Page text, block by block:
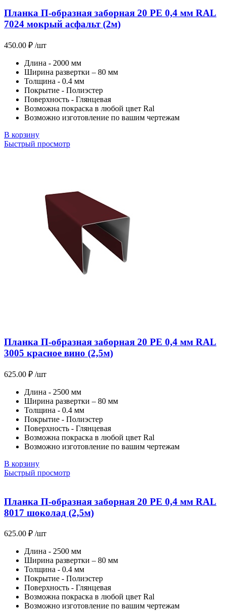
Планка П-образная заборная 20 PE 0,4 мм RAL
7024 мокрый асфальт (2м)
450.00 ₽ /шт
Длина - 2000 мм
Ширина развертки – 80 мм
Толщина - 0.4 мм
Покрытие - Полиэстер
Поверхность - Глянцевая
Возможна покраска в любой цвет Ral
Возможно изготовление по вашим чертежам
В корзину
Быстрый просмотр
Планка П-образная заборная 20 PE 0,4 мм RAL
3005 красное вино (2,5м)
625.00 ₽ /шт
Длина - 2500 мм
Ширина развертки – 80 мм
Толщина - 0.4 мм
Покрытие - Полиэстер
Поверхность - Глянцевая
Возможна покраска в любой цвет Ral
Возможно изготовление по вашим чертежам
В корзину
Быстрый просмотр
Планка П-образная заборная 20 PE 0,4 мм RAL
8017 шоколад (2,5м)
625.00 ₽ /шт
Длина - 2500 мм
Ширина развертки – 80 мм
Толщина - 0.4 мм
Покрытие - Полиэстер
Поверхность - Глянцевая
Возможна покраска в любой цвет Ral
Возможно изготовление по вашим чертежам